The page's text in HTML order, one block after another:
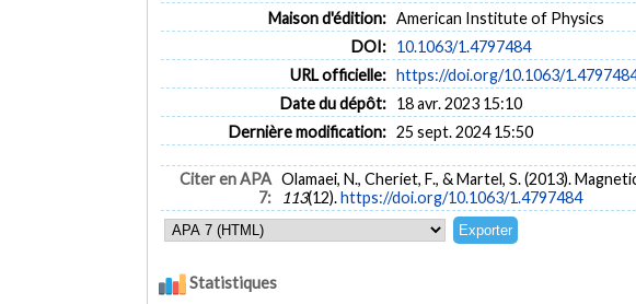
Maison d'édition: American Institute of Physics
DOI: 10.1063/1.4797484
URL officielle: https://doi.org/10.1063/
Date du dépôt: 18 avr. 2023 15:10
Dernière modification: 25 sept. 2024 15:50
Citer en APA
7:
Olamaei, N., Cheriet, F., & Martel, S. (2013).
113(12).https://doi.org/10.1063/1.4797484
Statistiques